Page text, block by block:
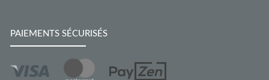
PAIEMENTS SÉCURISÉS